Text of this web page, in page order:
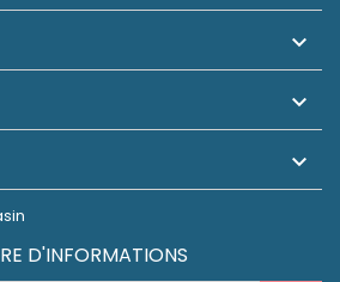



D'INFORMATIONS